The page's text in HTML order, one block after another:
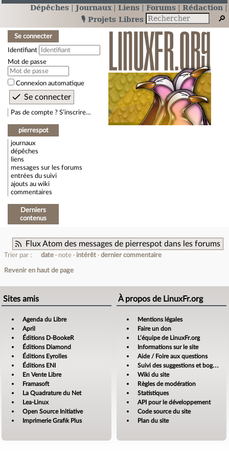
Dépêches Journaux Liens Forums
Rédaction
🎙️ Projets Libres
Se connecter
Identifiant
Mot de passe
Connexion automatique
Pas de compte ? S’inscrire…
pierrespot
journaux
dépêches
liens
messages sur les forums
entrées du suivi
ajouts au wiki
commentaires
Derniers
contenus
Flux Atom des messages de pierrespot dans les forums
Trier par : date note intérêt dernier commentaire
Revenir en haut de page
Sites amis
Agenda du Libre
April
Éditions D-BookeR
Éditions Diamond
Éditions Eyrolles
Éditions ENI
En Vente Libre
Framasoft
La Quadrature du Net
Lea-Linux
Open Source Initiative
Imprimerie Grafik Plus
À propos de LinuxFr.org
Mentions légales
Faire un don
L’équipe de LinuxFr.org
Informations sur le site
Aide / Foire aux questions
Suivi des suggestions et bogues
Wiki du site
Règles de modération
Statistiques
API pour le développement
Code source du site
Plan du site